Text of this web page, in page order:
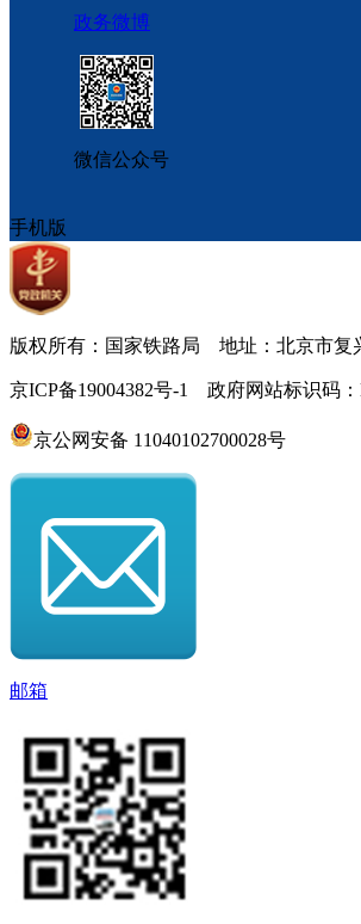
政务微博
微信公众号
手机版
版权所有：国家铁路局 地址：北京市复
京ICP备19004382号-1 政府网站标识码：
京公网安备 11040102700028号
邮箱